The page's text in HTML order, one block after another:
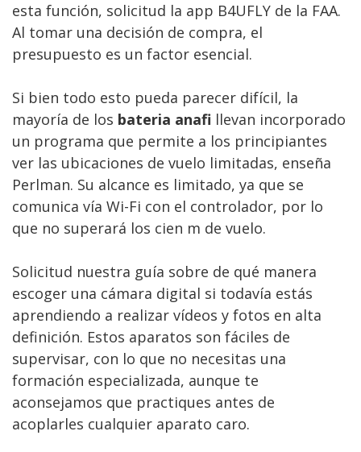
esta función, solicitud la app B4UFLY de la FAA.
Al tomar una decisión de compra, el
presupuesto es un factor esencial.
Si bien todo esto pueda parecer difícil, la
mayoría de los bateria anafi llevan incorporado
un programa que permite a los principiantes
ver las ubicaciones de vuelo limitadas, enseña
Perlman. Su alcance es limitado, ya que se
comunica vía Wi-Fi con el controlador, por lo
que no superará los cien m de vuelo.
Solicitud nuestra guía sobre de qué manera
escoger una cámara digital si todavía estás
aprendiendo a realizar vídeos y fotos en alta
definición. Estos aparatos son fáciles de
supervisar, con lo que no necesitas una
formación especializada, aunque te
aconsejamos que practiques antes de
acoplarles cualquier aparato caro.